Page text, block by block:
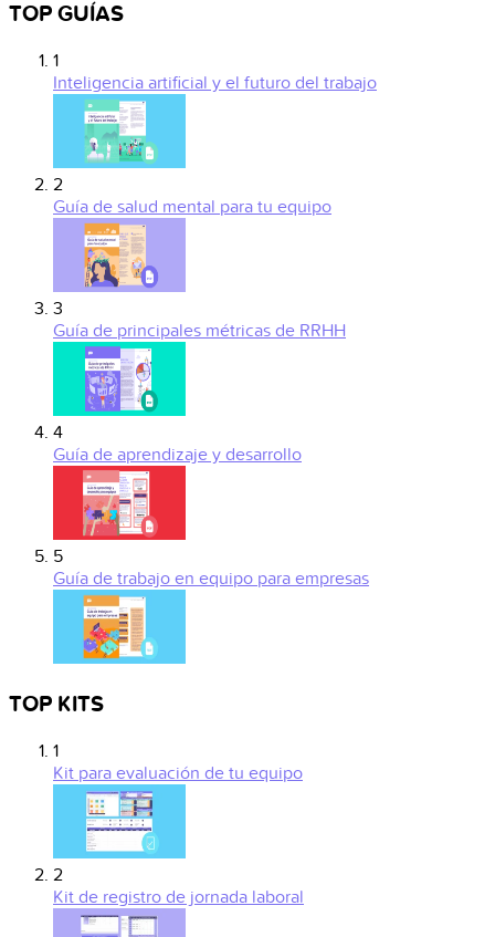
TOP GUÍAS
1
Inteligencia artificial y el futuro del trabajo
2
Guía de salud mental para tu equipo
3
Guía de principales métricas de RRHH
4
Guía de aprendizaje y desarrollo
5
Guía de trabajo en equipo para empresas
TOP KITS
1
Kit para evaluación de tu equipo
2
Kit de registro de jornada laboral